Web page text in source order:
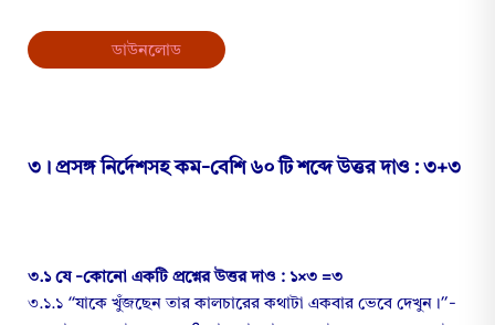
ডাউনলোড
৩। প্রসঙ্গ নির্দেশসহ কম-বেশি ৬০ টি শব্দে উত্তর দাও : ৩+৩
৩.১ যে -কোনো একটি প্রশ্নের উত্তর দাও : ১×৩ =৩
৩.১.১ “যাকে খুঁজছেন তার কালচারের কথাটা একবার ভেবে দেখুন।”-